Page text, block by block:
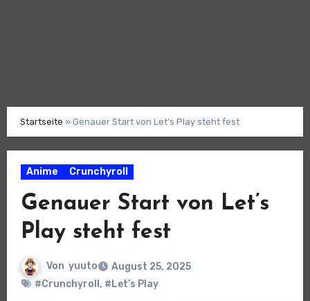
Startseite » Genauer Start von Let’s Play steht fest
Anime Crunchyroll
Genauer Start von Let’s
Play steht fest
Von yuuto
August 25, 2025
#Crunchyroll , #Let’s Play